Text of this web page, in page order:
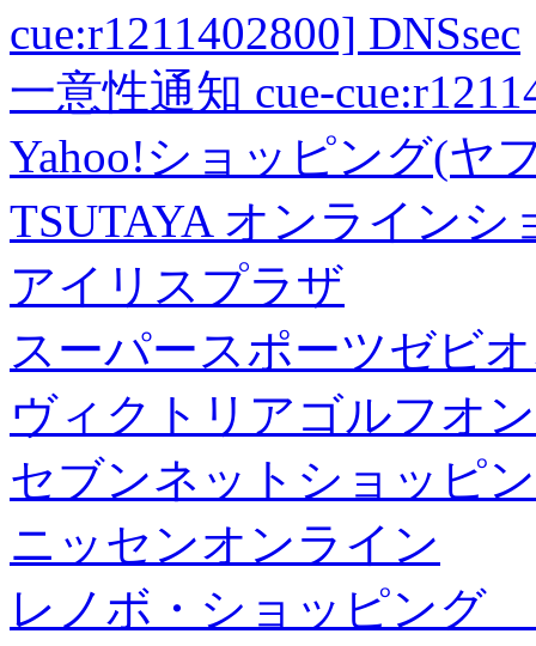
cue:r1211402800] DNSsec
一意性通知 cue-
Yahoo!ショッピング(ヤ
TSUTAYA オンラインシ
アイリスプラザ
スーパースポーツゼビ
ヴィクトリアゴルフオ
セブンネットショッピ
ニッセンオンライン
レノボ・ショッピング